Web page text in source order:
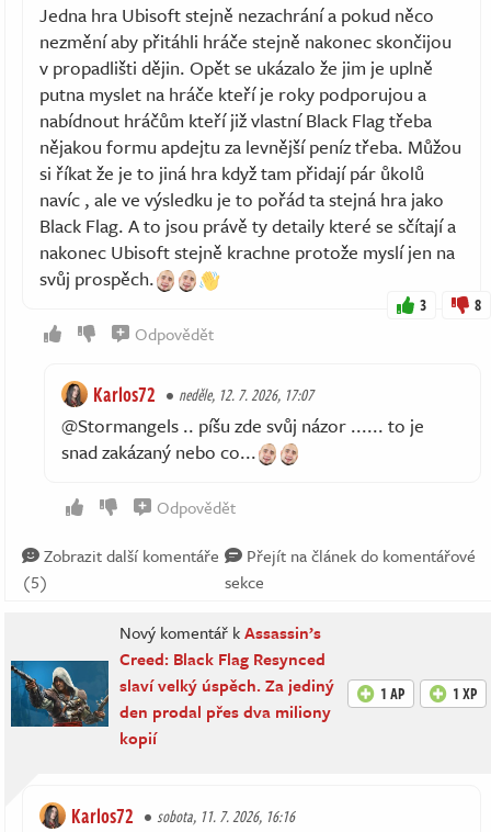
Jedna hra Ubisoft stejně nezachrání a pokud něco
nezmění aby přitáhli hráče stejně nakonec skončijou
v propadlišti dějin. Opět se ukázalo že jim je uplně
putna myslet na hráče kteří je roky podporujou a
nabídnout hráčům kteří již vlastní Black Flag třeba
nějakou formu apdejtu za levnější peníz třeba. Můžou
si říkat že je to jiná hra když tam přidají pár ůkolů
navíc , ale ve výsledku je to pořád ta stejná hra jako
Black Flag. A to jsou právě ty detaily které se sčítají a
nakonec Ubisoft stejně krachne protože myslí jen na
svůj prospěch.
3 8
Odpovědět
Karlos72 neděle, 12. 7. 2026, 17:07
@Stormangels .. píšu zde svůj názor ...... to je
snad zakázaný nebo co...
Odpovědět
Zobrazit další komentáře
(5)
Přejít na článek do komentářové
sekce
Nový komentář kAssassin’s
Creed: Black Flag Resynced
slaví velký úspěch. Za jediný
den prodal přes dva miliony
kopií
1 AP 1 XP
Karlos72 sobota, 11. 7. 2026, 16:16